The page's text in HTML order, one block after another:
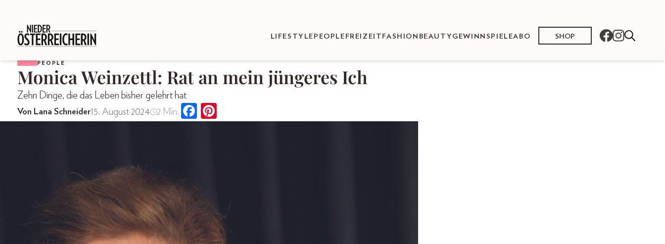
LIFESTYLE PEOPLE FREIZEIT FASHION BEAUTY GEWINNSPIELEABO SHOP
PEOPLE
Monica Weinzettl: Rat an mein jüngeres Ich
Zehn Dinge, die das Leben bisher gelehrt hat
Von Lana Schneider15. August 2024 2 Min.